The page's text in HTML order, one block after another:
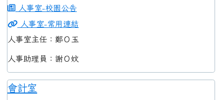
人事室-校園公告
人事室-常用連結
人事室主任：鄭Ｏ玉
人事助理員：謝Ｏ妏
會計室